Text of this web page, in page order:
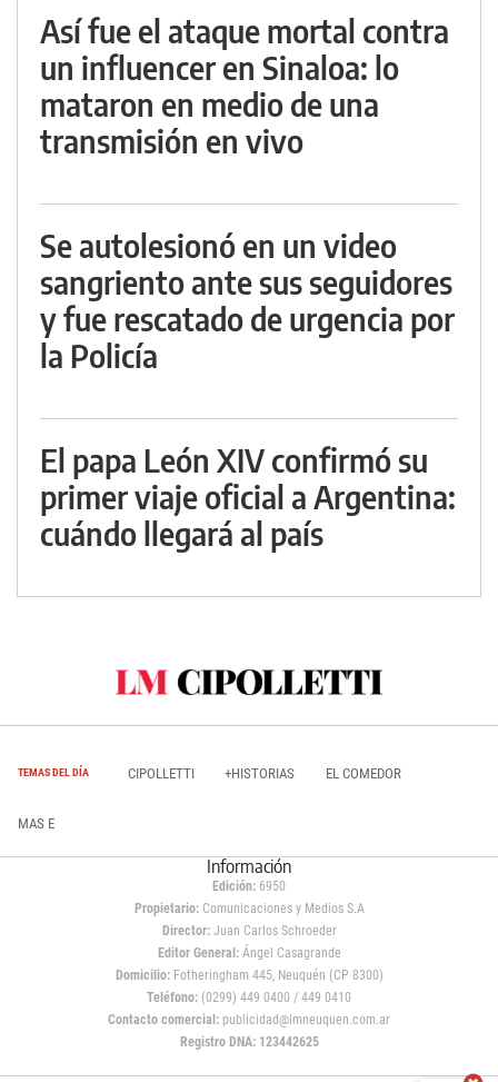
Así fue el ataque mortal contra
un influencer en Sinaloa: lo
mataron en medio de una
transmisión en vivo
Se autolesionó en un video
sangriento ante sus seguidores
y fue rescatado de urgencia por
la Policía
El papa León XIV confirmó su
primer viaje oficial a Argentina:
cuándo llegará al país
TEMAS DEL DÍA CIPOLLETTI +HISTORIAS EL COMEDOR
MAS E
Información
Edición: 6950
Propietario:Comunicaciones y Medios S.A
Director: Juan Carlos Schroeder
Editor General:Ángel Casagrande
Domicilio:Fotheringham 445, Neuquén (CP 8300)
Teléfono: (0299) 449 0400 / 449 0410
Contacto comercial: publicidad@lmneuquen.com.ar
Registro DNA: 123442625